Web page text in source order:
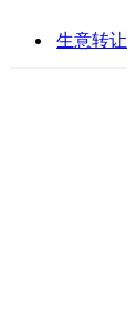
生意转让